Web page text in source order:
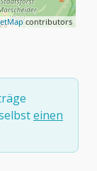
contributors
einen